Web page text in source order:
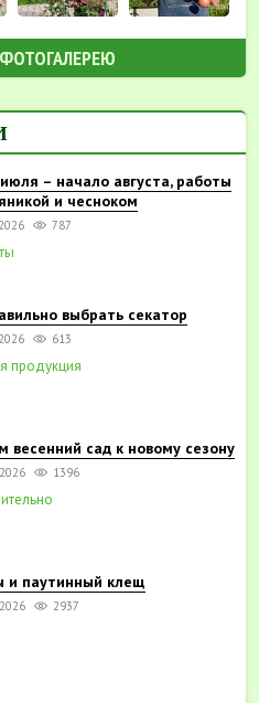
– начало августа, работы
и чесноком
787
выбрать секатор
613
продукция
весенний сад к новому сезону
1396
и паутинный клещ
2937